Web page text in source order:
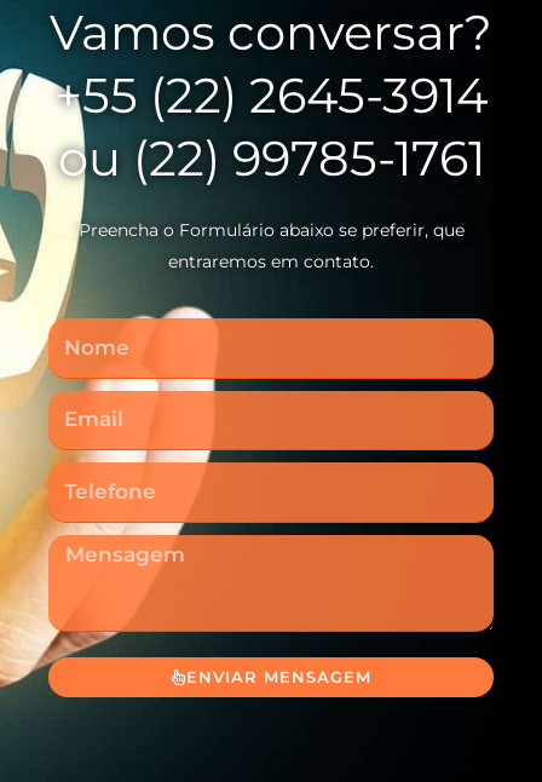
Vamos conversar?
+55 (22) 2645-3914
ou (22) 99785-1761
Preencha o Formulário abaixo se preferir, que
entraremos em contato.
Nome
Email
Telefone
Mensagem
ENVIAR MENSAGEM